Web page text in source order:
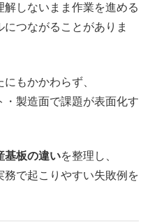
解しないまま作業を進める
つながることがありま
もかかわらず、
製造面で課題が表面化す
基板の違いを整理し、
で起こりやすい失敗例を